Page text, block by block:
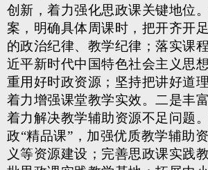
创新，着力强化思政课关键地位
案，明确具体周课时，把开齐开
的政治纪律、教学纪律；落实课
近平新时代中国特色社会主义思
重用好时政资源；坚持把讲好道
着力增强课堂教学实效。二是丰
着力解决教学辅助资源不足问题
政“精品课”，加强优质教学辅助
义等资源建设；完善思政课实践